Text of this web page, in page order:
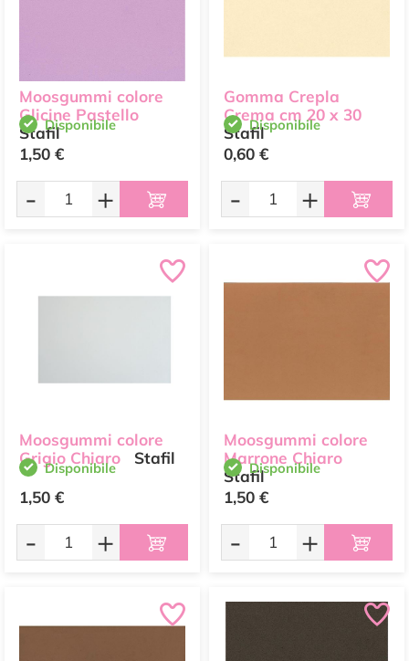
Moosgummi colore
Glicine Pastello
StafilDisponibile
1,50 €
- +
Gomma Crepla
Crema cm 20 x 30
StafilDisponibile
0,60 €
- +
Moosgummi colore
Grigio Chiaro
Stafil
Disponibile
1,50 €
- +
Moosgummi colore
Marrone Chiaro
StafilDisponibile
1,50 €
- +